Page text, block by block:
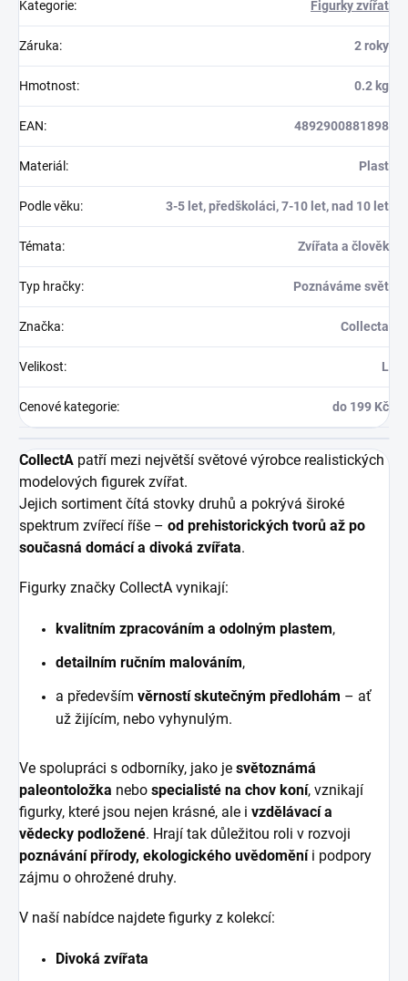
Kategorie: Figurky zvířat
Záruka: 2 roky
Hmotnost: 0.2 kg
EAN: 4892900881898
Materiál : Plast
Podle věku: 3-5 let, předškoláci, 7-10 let, nad 10 let
Témata: Zvířata a člověk
Typ hračky: Poznáváme svět
Značka: Collecta
Velikost: L
Cenové kategorie: do 199 Kč
CollectA patří mezi největší světové výrobce realistických
modelových figurek zvířat.
Jejich sortiment čítá stovky druhů a pokrývá široké
spektrum zvířecí říše – od prehistorických tvorů až po
současná domácí a divoká zvířata.
Figurky značky CollectA vynikají:
kvalitním zpracováním a odolným plastem,
detailním ručním malováním,
a především věrností skutečným předlohám – ať
už žijícím, nebo vyhynulým.
Ve spolupráci s odborníky, jako je světoznámá
paleontoložka nebo specialisté na chov koní, vznikají
figurky, které jsou nejen krásné, ale i vzdělávací a
vědecky podložené. Hrají tak důležitou roli v rozvoji
poznávání přírody, ekologického uvědoměníi podpory
zájmu o ohrožené druhy.
V naší nabídce najdete figurky z kolekcí:
Divoká zvířata